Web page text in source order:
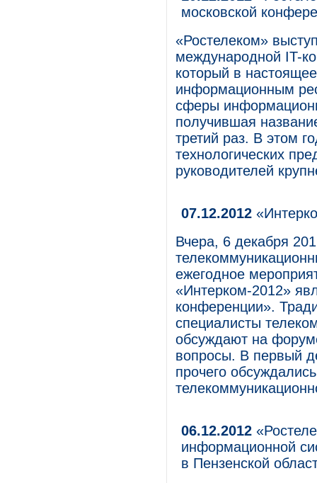
московской
«Ростелеком»
международной IT-
который в
информационным
сферы
получившая
третий раз. В этом
технологических
руководителей
07.12.2012
Вчера, 6 декабря
ежегодное
«Интерком-2012»
конференции».
специалисты
обсуждают на
вопросы. В первый
прочего
06.12.2012
информационной
в Пензенской